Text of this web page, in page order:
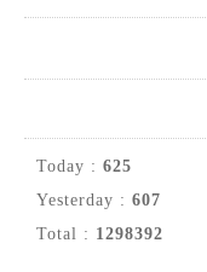
Today : 625
Yesterday : 607
Total : 1298392